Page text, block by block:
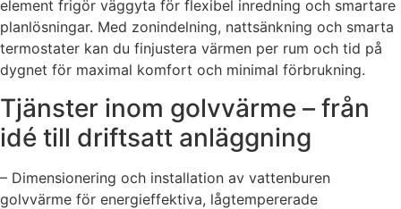
element frigör väggyta för flexibel inredning och smartare
planlösningar. Med zonindelning, nattsänkning och smarta
termostater kan du finjustera värmen per rum och tid på
dygnet för maximal komfort och minimal förbrukning.
Tjänster inom golvvärme – från
idé till driftsatt anläggning
– Dimensionering och installation av vattenburen
golvvärme för energieffektiva, lågtempererade